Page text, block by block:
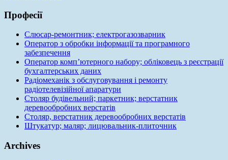
Професії
Слюсар-ремонтник; електрогазозварник
Оператор з обробки інформації та програмного
забезпечення
Оператор комп’ютерного набору; обліковець з реєстрації
бухгалтерських даних
Радіомеханік з обслуговування і ремонту
радіотелевізійної апаратури
Столяр будівельний; паркетник; верстатник
деревообробних верстатів
Столяр, верстатник деревообробних верстатів
Штукатур; маляр; лицювальник-плиточник
Archives